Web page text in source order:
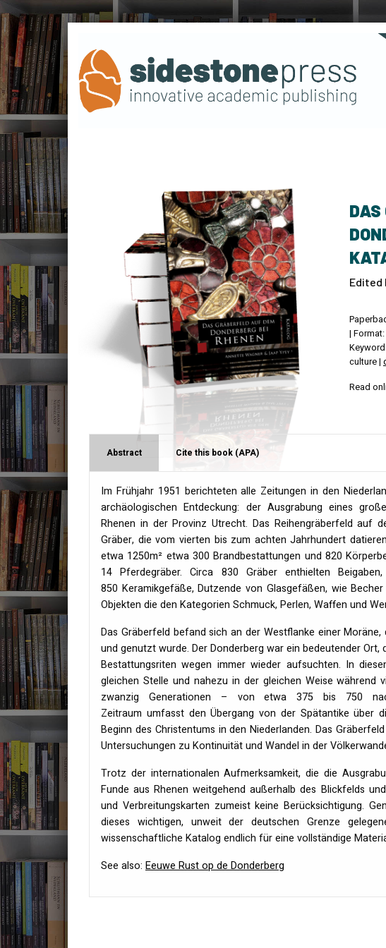
DAS
Edited
|
culture |
Read
Abstract Cite this book (APA)
Im Frühjahr 1951 berichteten alle Zeitungen in den
archäologischen Entdeckung: der Ausgrabung eines
Rhenen in der Provinz Utrecht. Das Reihengräberfeld auf
Gräber, die vom vierten bis zum achten Jahrhundert
etwa 1250m² etwa 300 Brandbestattungen und 820
14 Pferdegräber. Circa 830 Gräber enthielten
850 Keramikgefäße, Dutzende von Glasgefäßen, wie
Objekten die den Kategorien Schmuck, Perlen, Waffen und
Das Gräberfeld befand sich an der Westflanke einer
und genutzt wurde. Der Donderberg war ein bedeutender
Bestattungsriten wegen immer wieder aufsuchten. In
gleichen Stelle und nahezu in der gleichen Weise
zwanzig Generationen – von etwa 375 bis 750
Zeitraum umfasst den Übergang von der Spätantike über
Beginn des Christentums in den Niederlanden. Das
Untersuchungen zu Kontinuität und Wandel in der
Trotz der internationalen Aufmerksamkeit, die die
Funde aus Rhenen weitgehend außerhalb des Blickfelds
und Verbreitungskarten zumeist keine Berücksichtigung.
dieses wichtigen, unweit der deutschen Grenze
wissenschaftliche Katalog endlich für eine vollständige
See also: Eeuwe Rust op de Donderberg